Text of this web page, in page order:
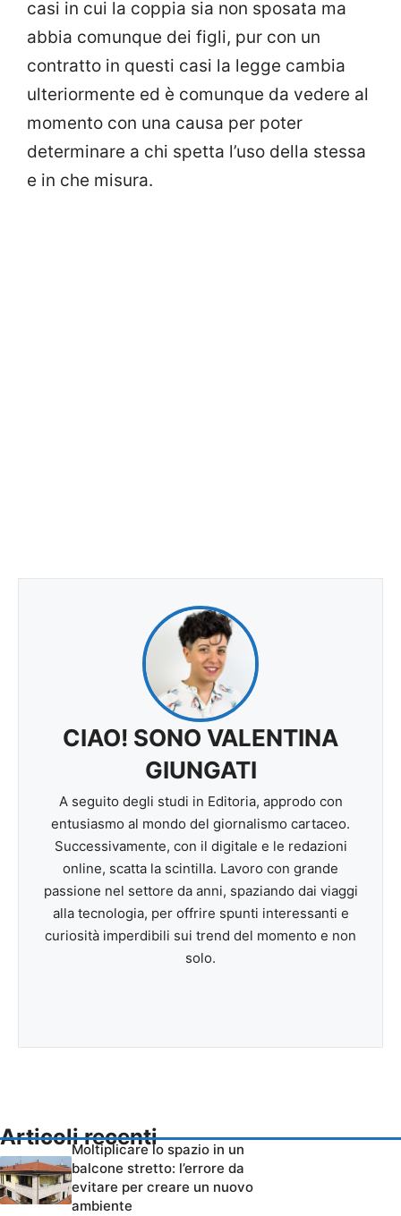
casi in cui la coppia sia non sposata ma
abbia comunque dei figli, pur con un
contratto in questi casi la legge cambia
ulteriormente ed è comunque da vedere al
momento con una causa per poter
determinare a chi spetta l’uso della stessa
e in che misura.
CIAO! SONO VALENTINA
GIUNGATI
A seguito degli studi in Editoria, approdo con
entusiasmo al mondo del giornalismo cartaceo.
Successivamente, con il digitale e le redazioni
online, scatta la scintilla. Lavoro con grande
passione nel settore da anni, spaziando dai viaggi
alla tecnologia, per offrire spunti interessanti e
curiosità imperdibili sui trend del momento e non
solo.
Articoli recenti
Moltiplicare lo spazio in un
balcone stretto: l’errore da
evitare per creare un nuovo
ambiente